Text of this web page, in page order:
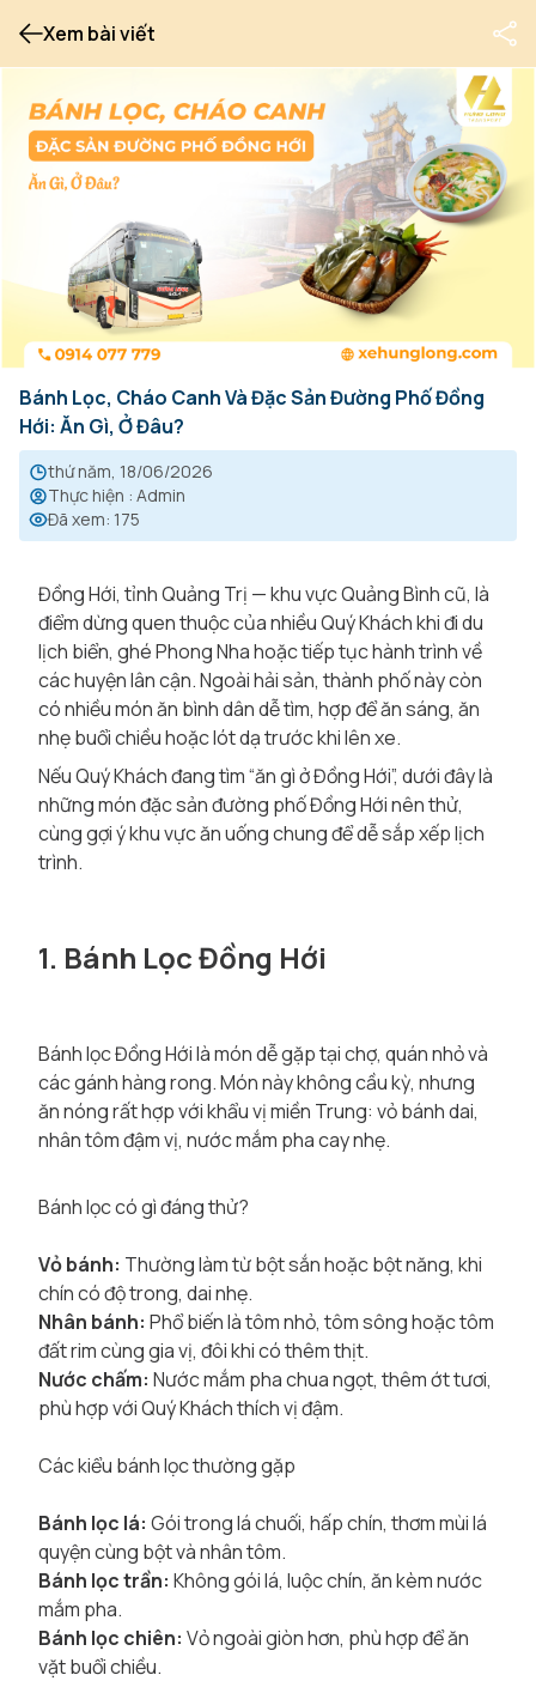
Xem bài viết
Bánh Lọc, Cháo Canh Và Đặc Sản Đường Phố Đồng
Hới: Ăn Gì, Ở Đâu?
thứ năm, 18/06/2026
Thực hiện : Admin
Đã xem: 175
Đồng Hới, tỉnh Quảng Trị — khu vực Quảng Bình cũ, là
điểm dừng quen thuộc của nhiều Quý Khách khi đi du
lịch biển, ghé Phong Nha hoặc tiếp tục hành trình về
các huyện lân cận. Ngoài hải sản, thành phố này còn
có nhiều món ăn bình dân dễ tìm, hợp để ăn sáng, ăn
nhẹ buổi chiều hoặc lót dạ trước khi lên xe.
Nếu Quý Khách đang tìm “ăn gì ở Đồng Hới”, dưới đây là
những món đặc sản đường phố Đồng Hới nên thử,
cùng gợi ý khu vực ăn uống chung để dễ sắp xếp lịch
trình.
1. Bánh Lọc Đồng Hới
Bánh lọc Đồng Hới là món dễ gặp tại chợ, quán nhỏ và
các gánh hàng rong. Món này không cầu kỳ, nhưng
ăn nóng rất hợp với khẩu vị miền Trung: vỏ bánh dai,
nhân tôm đậm vị, nước mắm pha cay nhẹ.
Bánh lọc có gì đáng thử?
Vỏ bánh: Thường làm từ bột sắn hoặc bột năng, khi
chín có độ trong, dai nhẹ.
Nhân bánh: Phổ biến là tôm nhỏ, tôm sông hoặc tôm
đất rim cùng gia vị, đôi khi có thêm thịt.
Nước chấm: Nước mắm pha chua ngọt, thêm ớt tươi,
phù hợp với Quý Khách thích vị đậm.
Các kiểu bánh lọc thường gặp
Bánh lọc lá: Gói trong lá chuối, hấp chín, thơm mùi lá
quyện cùng bột và nhân tôm.
Bánh lọc trần: Không gói lá, luộc chín, ăn kèm nước
mắm pha.
Bánh lọc chiên: Vỏ ngoài giòn hơn, phù hợp để ăn
vặt buổi chiều.